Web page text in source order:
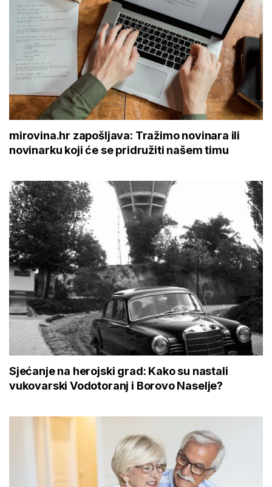
mirovina.hr zapošljava: Tražimo novinara ili
novinarku koji će se pridružiti našem timu
Sjećanje na herojski grad: Kako su nastali
vukovarski Vodotoranj i Borovo Naselje?